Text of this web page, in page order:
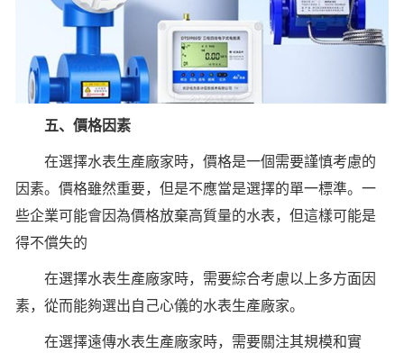
五、價格因素
在選擇水表生產廠家時，價格是一個需要謹慎考慮的
因素。價格雖然重要，但是不應當是選擇的單一標準。一
些企業可能會因為價格放棄高質量的水表，但這樣可能是
得不償失的
在選擇水表生產廠家時，需要綜合考慮以上多方面因
素，從而能夠選出自己心儀的水表生產廠家。
在選擇遠傳水表生產廠家時，需要關注其規模和實